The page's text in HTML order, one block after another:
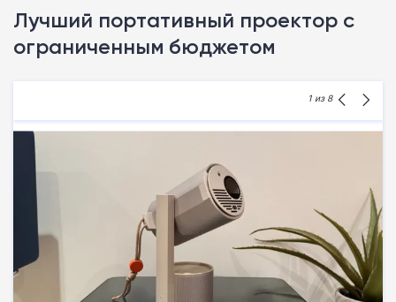
Лучший портативный проектор с
ограниченным бюджетом
1 из 8